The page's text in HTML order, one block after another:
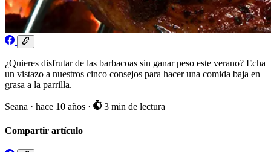
¿Quieres disfrutar de las barbacoas sin ganar peso este verano? Echa
un vistazo a nuestros cinco consejos para hacer una comida baja en
grasa a la parrilla.
Seana · hace 10 años · 3 min de lectura
Compartir artículo